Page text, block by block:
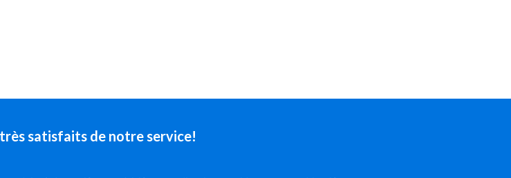
satisfaits de notre service!